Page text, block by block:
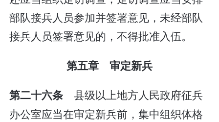
部队接兵人员参加并签署意见，未经部队
接兵人员签署意见的，不得批准入伍。
第五章 审定新兵
第二十六条 县级以上地方人民政府征兵
办公室应当在审定新兵前，集中组织体格